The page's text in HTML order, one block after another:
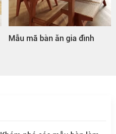
Mẫu mã bàn ăn gia đình